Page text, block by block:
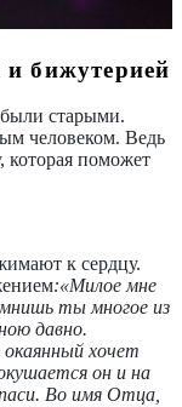
бижутерией
старыми.
человеком. Ведь
которая поможет
к сердцу.
:«Милое мне
ты многое из
давно.
хочет
он и на
Во имя Отца,